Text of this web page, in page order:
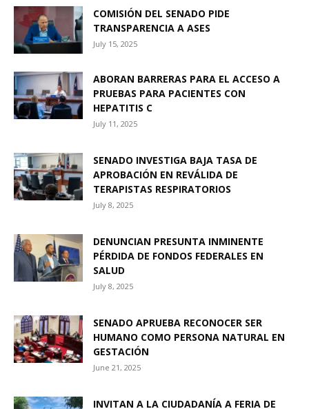
COMISIÓN DEL SENADO PIDE
TRANSPARENCIA A ASES
July 15, 2025
ABORAN BARRERAS PARA EL ACCESO A
PRUEBAS PARA PACIENTES CON
HEPATITIS C
July 11, 2025
SENADO INVESTIGA BAJA TASA DE
APROBACIÓN EN REVÁLIDA DE
TERAPISTAS RESPIRATORIOS
July 8, 2025
DENUNCIAN PRESUNTA INMINENTE
PÉRDIDA DE FONDOS FEDERALES EN
SALUD
July 8, 2025
SENADO APRUEBA RECONOCER SER
HUMANO COMO PERSONA NATURAL EN
GESTACIÓN
June 21, 2025
INVITAN A LA CIUDADANÍA A FERIA DE